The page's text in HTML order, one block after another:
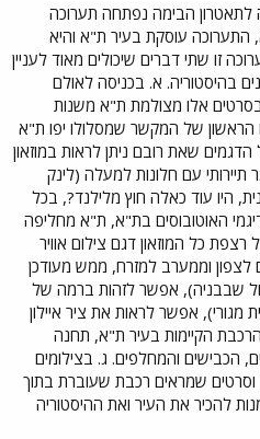
לתאטרון הבימה נפתחה תערוכה
התערוכה עוסקת בעיר ת"א והיא
זו שתי דברים שיכולים מאוד לעניין
בהיסטוריה. א. בכניסה לאולם
אלו מצולמת ת"א משנות
של המקשר שמסלולו יפו ת"א
ל6 מקום ולכל הדגמים שאת רובם ניתן לראות במוזאון
תיירותי עם חלונות למעלה (לינק
היו עוד כאלה חוץ מלילנד?, בכל
האוטובוסים בת"א, ת"א מחליפה
רצפת כל המוזאון דגם צילום אוויר
וממערב למזרח, ממש מעודכן
שבבניה), אפשר לזהות ברמה של
מגורי), אפשר לראות את ציר איילון
הקיימות בעיר ת"א, תחנה
הכבישים והמחלפים. ג. בצילומים
וסרטים שמראים רכבת שעוברת בתוך
להכיר את העיר ואת ההיסטוריה